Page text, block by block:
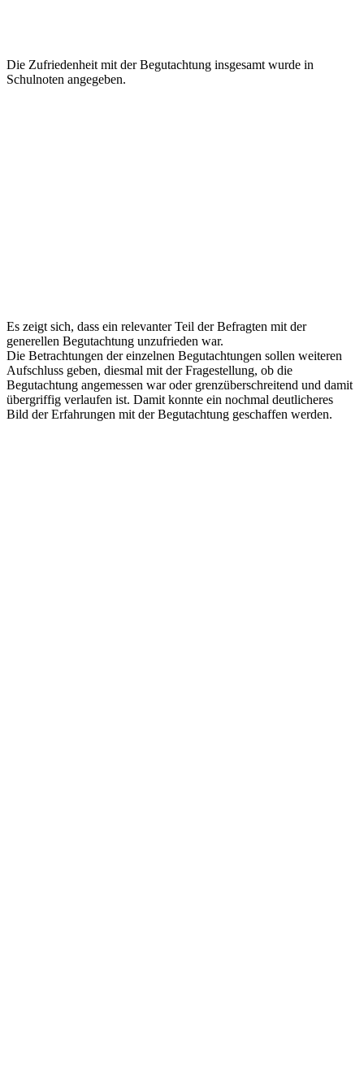
Die Zufriedenheit mit der Begutachtung insgesamt wurde in
Schulnoten angegeben.
Es zeigt sich, dass ein relevanter Teil der Befragten mit der
generellen Begutachtung unzufrieden war.
Die Betrachtungen der einzelnen Begutachtungen sollen weiteren
Aufschluss geben, diesmal mit der Fragestellung, ob die
Begutachtung angemessen war oder grenzüberschreitend und damit
übergriffig verlaufen ist. Damit konnte ein nochmal deutlicheres
Bild der Erfahrungen mit der Begutachtung geschaffen werden.